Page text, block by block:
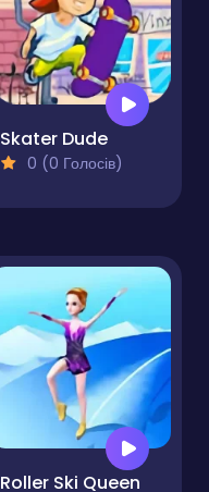
Skater Dude
0 (0 Голосів)
Roller Ski Queen